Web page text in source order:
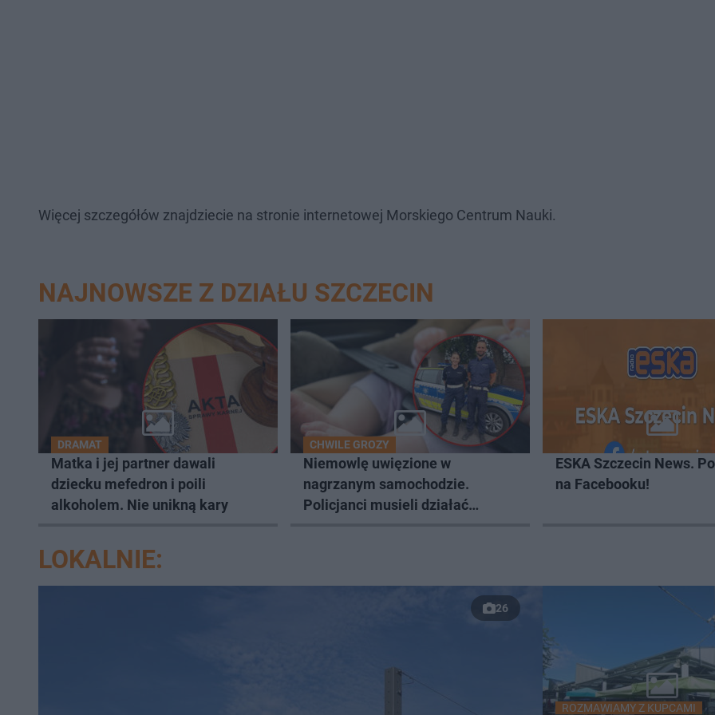
Więcej szczegółów znajdziecie na stronie internetowej Morskiego Centrum Nauki.
NAJNOWSZE Z DZIAŁU SZCZECIN
DRAMAT
Matka i jej partner dawali
dziecku mefedron i poili
alkoholem. Nie unikną kary
CHWILE GROZY
Niemowlę uwięzione w
nagrzanym samochodzie.
Policjanci musieli działać
ESKA Szczecin News.
na Facebooku!
LOKALNIE:
26
ROZMAWIAMY Z KUPCAMI